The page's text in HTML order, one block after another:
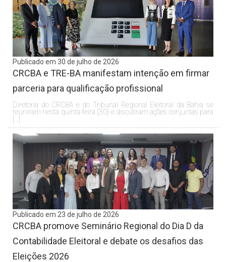
Publicado em 30 de julho de 2026
CRCBA e TRE-BA manifestam intenção em firmar
parceria para qualificação profissional
Diretoria do CRCBA e do Tribunal Regional Eleitoral da Bahia se
reuniram nesta quinta-feira (30) e discutiram ações conjuntas para
Publicado em 23 de julho de 2026
CRCBA promove Seminário Regional do Dia D da
Contabilidade Eleitoral e debate os desafios das
Eleições 2026